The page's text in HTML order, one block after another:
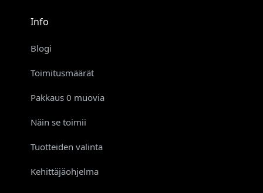
Info
Blogi
Toimitusmäärät
Pakkaus 0 muovia
Näin se toimii
Tuotteiden valinta
Kehittäjäohjelma